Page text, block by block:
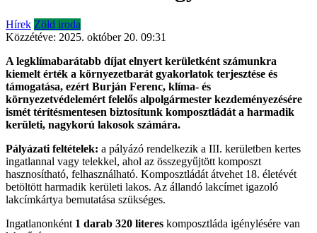
Hírek Zöld iroda
Közzétéve: 2025. október 20. 09:31
A legklímabarátabb díjat elnyert kerületként számunkra
kiemelt érték a környezetbarát gyakorlatok terjesztése és
támogatása, ezért Burján Ferenc, klíma- és
környezetvédelemért felelős alpolgármester kezdeményezésére
ismét térítésmentesen biztosítunk komposztládát a harmadik
kerületi, nagykorú lakosok számára.
Pályázati feltételek: a pályázó rendelkezik a III. kerületben kertes
ingatlannal vagy telekkel, ahol az összegyűjtött komposzt
hasznosítható, felhasználható. Komposztládát átvehet 18. életévét
betöltött harmadik kerületi lakos. Az állandó lakcímet igazoló
lakcímkártya bemutatása szükséges.
Ingatlanonként 1 darab 320 literes komposztláda igénylésére van